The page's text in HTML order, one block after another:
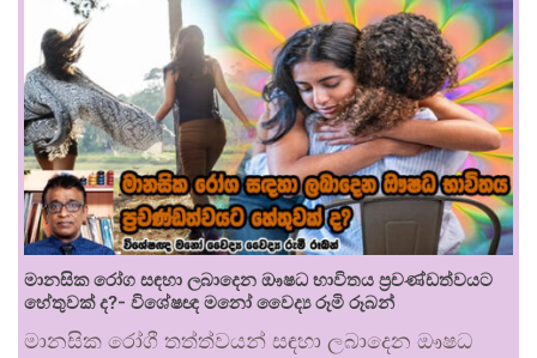
මානසික රෝග සඳහා ලබාදෙන ඖෂධ භාවිතය ප්‍රචණ්ඩත්වයට
හේතුවක් ද?- විශේෂඥ මනෝ වෛද්‍ය රූමි රූබන්
මානසික රෝගී තත්ත්වයන් සඳහා ලබාදෙන ඖෂධ